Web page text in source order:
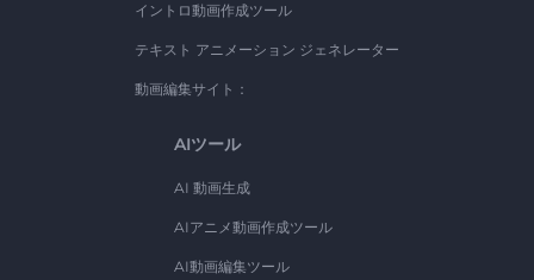
イントロ動画作成ツール
テキスト アニメーション ジェネレーター
動画編集サイト：
AIツール
AI 動画生成
AIアニメ動画作成ツール
AI動画編集ツール